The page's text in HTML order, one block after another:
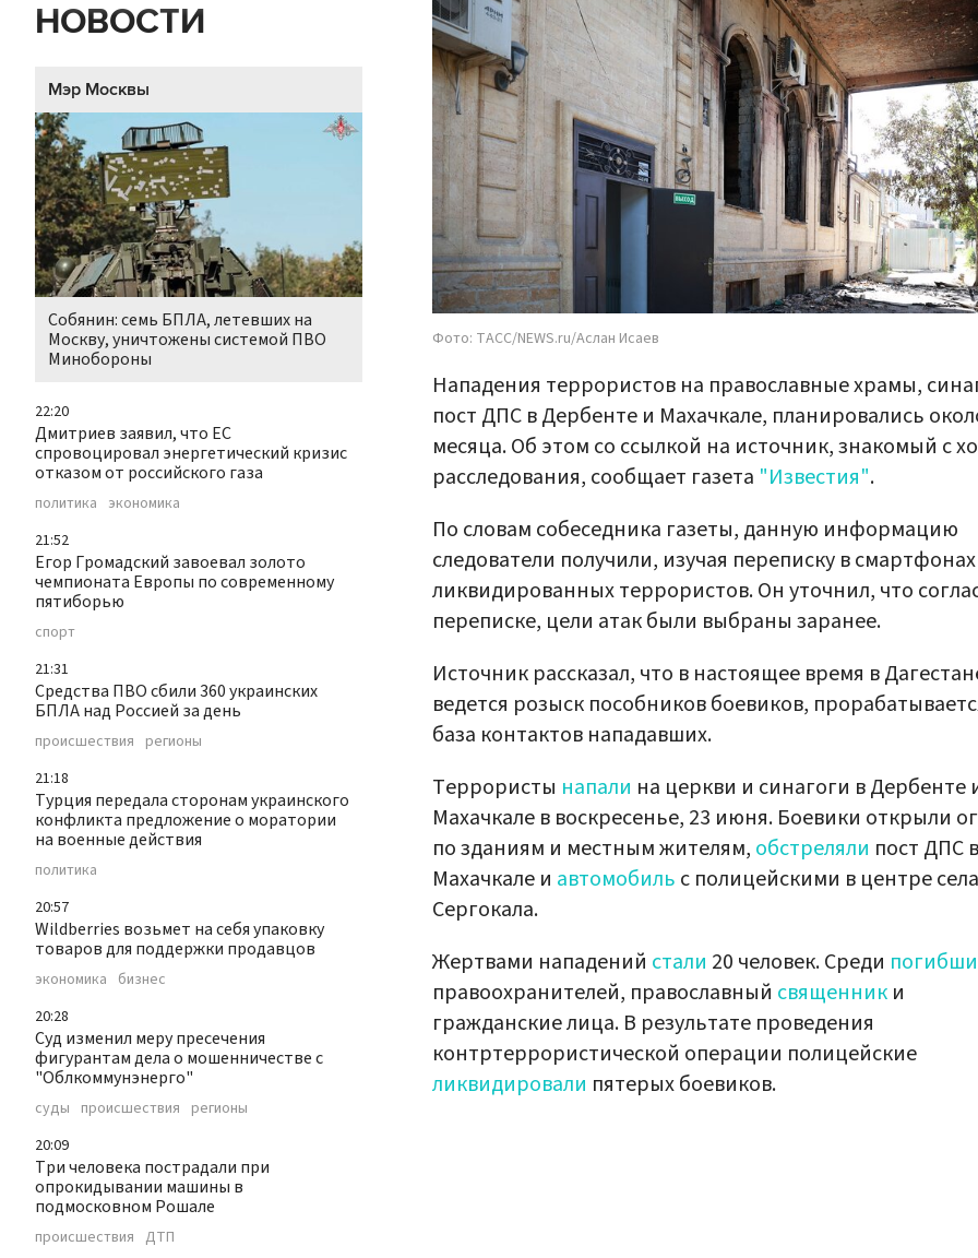
НОВОСТИ
Мэр Москвы
Собянин: семь БПЛА, летевших на
Москву, уничтожены системой ПВО
Минобороны
22:20
Дмитриев заявил, что ЕС
спровоцировал энергетический кризис
отказом от российского газа
политика экономика
21:52
Егор Громадский завоевал золото
чемпионата Европы по современному
пятиборью
спорт
21:31
Средства ПВО сбили 360 украинских
БПЛА над Россией за день
происшествия регионы
21:18
Турция передала сторонам украинского
конфликта предложение о моратории
на военные действия
политика
20:57
Wildberries возьмет на себя упаковку
товаров для поддержки продавцов
экономика бизнес
20:28
Суд изменил меру пресечения
фигурантам дела о мошенничестве с
"Облкоммунэнерго"
суды происшествия регионы
20:09
Три человека пострадали при
опрокидывании машины в
подмосковном Рошале
происшествия ДТП
Фото: TACC/NEWS.ru/Аслан Исаев
Нападения террористов на православные храмы,
пост ДПС в Дербенте и Махачкале, планировались
месяца. Об этом со ссылкой на источник, знакомый с
расследования, сообщает газета "Известия".
По словам собеседника газеты, данную информацию
следователи получили, изучая переписку в смартфонах
ликвидированных террористов. Он уточнил, что
переписке, цели атак были выбраны заранее.
Источник рассказал, что в настоящее время в
ведется розыск пособников боевиков,
база контактов нападавших.
Террористы напали на церкви и синагоги в Дербенте
Махачкале в воскресенье, 23 июня. Боевики открыли
по зданиям и местным жителям, обстреляли пост ДПС в
Махачкале и автомобиль с полицейскими в центре села
Сергокала.
Жертвами нападений стали 20 человек. Среди
правоохранителей, православный священник и
гражданские лица. В результате проведения
контртеррористической операции полицейские
ликвидировали пятерых боевиков.